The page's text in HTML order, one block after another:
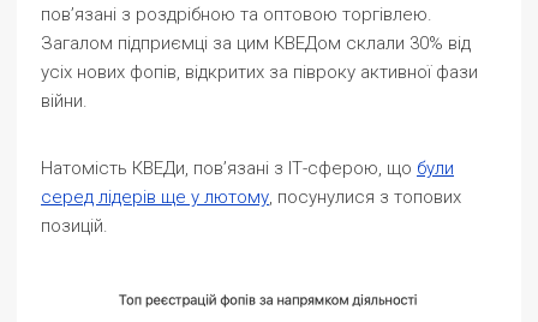
пов’язані з роздрібною та оптовою торгівлею.
Загалом підприємці за цим КВЕДом склали 30% від
усіх нових фопів, відкритих за півроку активної фази
війни.
Натомість КВЕДи, пов’язані з ІТ-сферою, що були
серед лідерів ще у лютому, посунулися з топових
позицій.